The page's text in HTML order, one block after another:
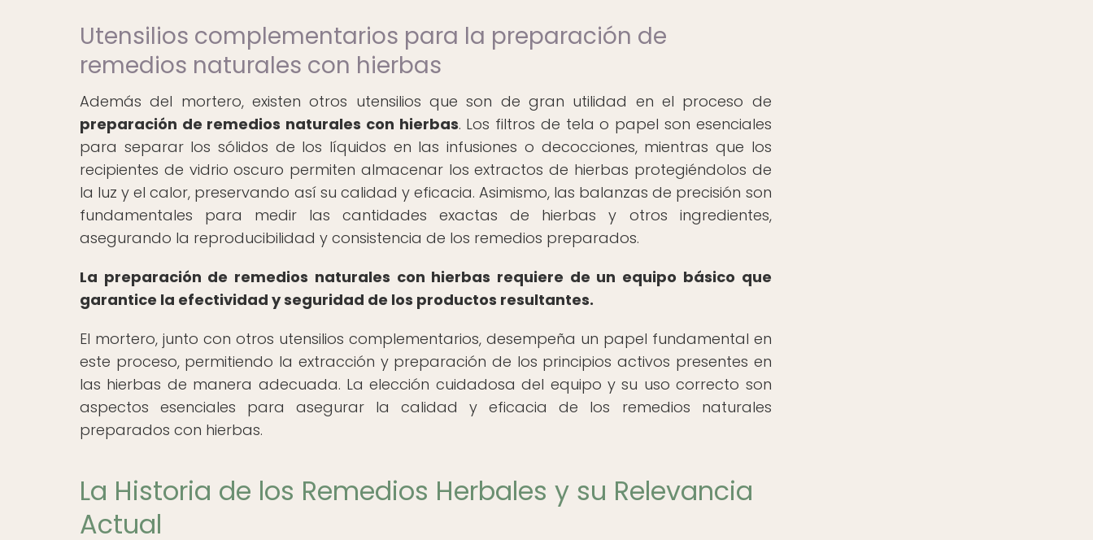
Utensilios complementarios para la preparación de
remedios naturales con hierbas
Además del mortero, existen otros utensilios que son de gran utilidad en el proceso de
preparación de remedios naturales con hierbas. Los filtros de tela o papel son esenciales
para separar los sólidos de los líquidos en las infusiones o decocciones, mientras que los
recipientes de vidrio oscuro permiten almacenar los extractos de hierbas protegiéndolos de
la luz y el calor, preservando así su calidad y eficacia. Asimismo, las balanzas de precisión son
fundamentales para medir las cantidades exactas de hierbas y otros ingredientes,
asegurando la reproducibilidad y consistencia de los remedios preparados.
La preparación de remedios naturales con hierbas requiere de un equipo básico que
garantice la efectividad y seguridad de los productos resultantes.
El mortero, junto con otros utensilios complementarios, desempeña un papel fundamental en
este proceso, permitiendo la extracción y preparación de los principios activos presentes en
las hierbas de manera adecuada. La elección cuidadosa del equipo y su uso correcto son
aspectos esenciales para asegurar la calidad y eficacia de los remedios naturales
preparados con hierbas.
La Historia de los Remedios Herbales y su Relevancia
Actual